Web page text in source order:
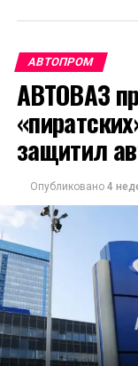
АВТОПРОМ
АВТОВАЗ
защитил
Опубликовано 4